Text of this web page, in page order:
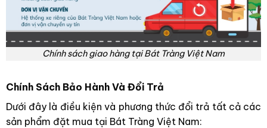
Chính sách giao hàng tại Bát Tràng Việt Nam
Chính Sách Bảo Hành Và Đổi Trả
Dưới đây là điều kiện và phương thức đổi trả tất cả các
sản phẩm đặt mua tại Bát Tràng Việt Nam: